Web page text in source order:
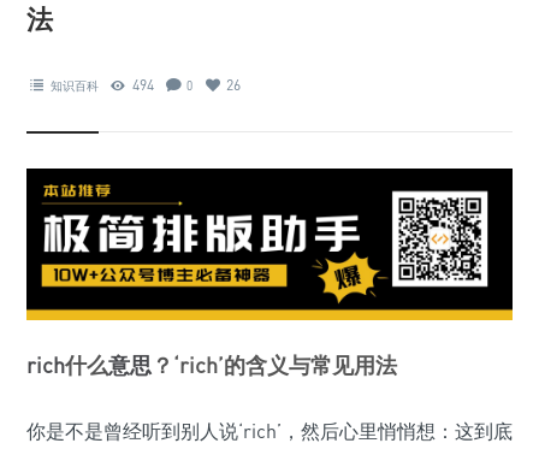
法
知识百科 494 0 26
rich什么意思 ？‘rich’的含义与常见用法
你是不是曾经听到别人说‘rich’，然后心里悄悄想：这到底